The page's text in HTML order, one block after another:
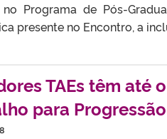
no Programa de Pós-
presente no Encontro, a
TAEs têm até
para